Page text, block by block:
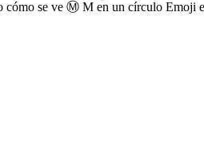
cómo se ve Ⓜ️ M en un círculo Emoji